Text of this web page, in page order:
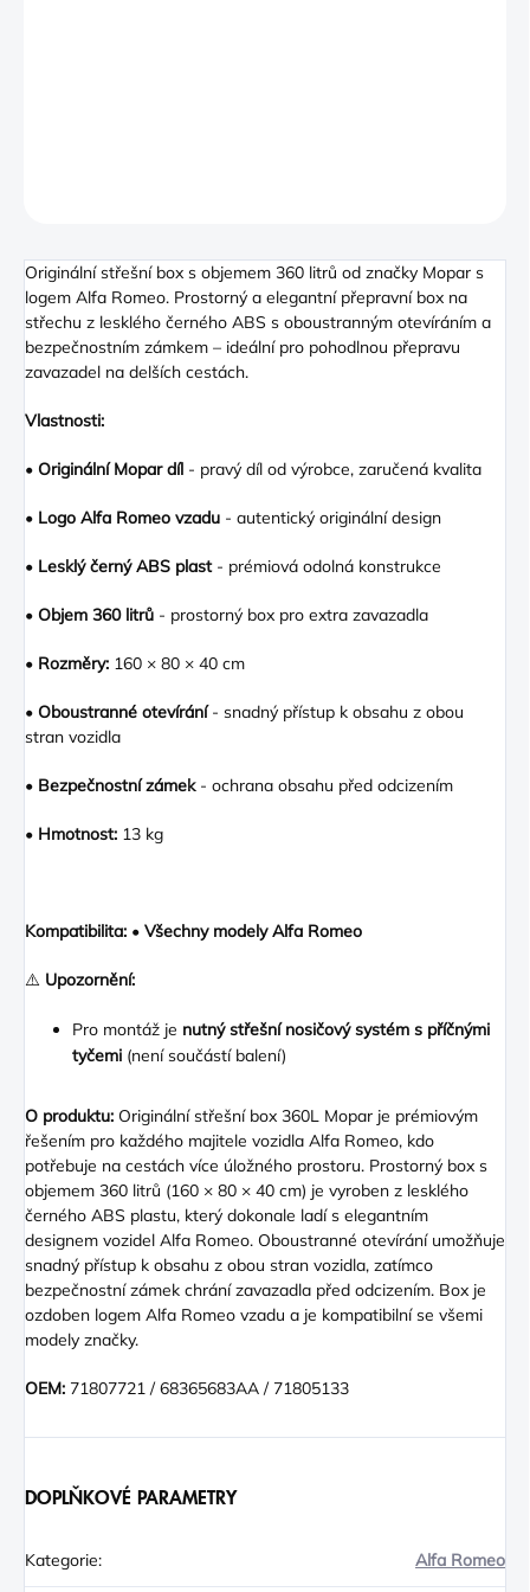
Originální střešní box s objemem 360 litrů od značky Mopar s
logem Alfa Romeo. Prostorný a elegantní přepravní box na
střechu z lesklého černého ABS s oboustranným otevíráním a
bezpečnostním zámkem – ideální pro pohodlnou přepravu
zavazadel na delších cestách.
Vlastnosti:
• Originální Mopar díl - pravý díl od výrobce, zaručená kvalita
• Logo Alfa Romeo vzadu - autentický originální design
• Lesklý černý ABS plast- prémiová odolná konstrukce
• Objem 360 litrů - prostorný box pro extra zavazadla
• Rozměry: 160 × 80 × 40 cm
• Oboustranné otevírání- snadný přístup k obsahu z obou
stran vozidla
• Bezpečnostní zámek- ochrana obsahu před odcizením
• Hmotnost: 13 kg
Kompatibilita: • Všechny modely Alfa Romeo
⚠️ Upozornění:
Pro montáž je nutný střešní nosičový systém s příčnými
tyčemi (není součástí balení)
O produktu: Originální střešní box 360L Mopar je prémiovým
řešením pro každého majitele vozidla Alfa Romeo, kdo
potřebuje na cestách více úložného prostoru. Prostorný box s
objemem 360 litrů (160 × 80 × 40 cm) je vyroben z lesklého
černého ABS plastu, který dokonale ladí s elegantním
designem vozidel Alfa Romeo. Oboustranné otevírání umožňuje
snadný přístup k obsahu z obou stran vozidla, zatímco
bezpečnostní zámek chrání zavazadla před odcizením. Box je
ozdoben logem Alfa Romeo vzadu a je kompatibilní se všemi
modely značky.
OEM: 71807721 / 68365683AA / 71805133
DOPLŇKOVÉ PARAMETRY
Kategorie: Alfa Romeo